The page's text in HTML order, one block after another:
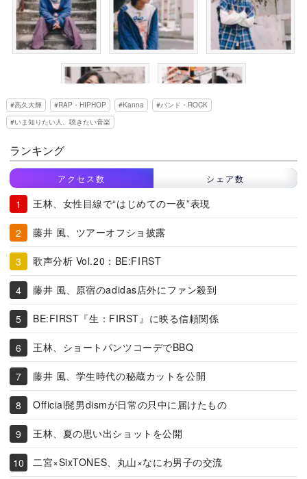
高久大輝 RAP・HIPHOP Kanna
バンド・ROCK
いま知りたい人、聴きたい音楽
ランキング
アクセス数 シェア数
王林、女性目線で“はじめての一夜”表現
藤井 風、ツアーオフショ披露
歌声分析 Vol.20：BE:FIRST
藤井 風、原宿のadidas店外にファン殺到
BE:FIRST『生：FIRST』に映る信頼関係
王林、ショートパンツコーデでBBQ
藤井 風、学生時代の秘蔵カットを公開
Official髭男dismが日常の只中に届けたもの
王林、夏の思い出ショットを公開
二宮×SixTONES、丸山×なにわ男子の交流